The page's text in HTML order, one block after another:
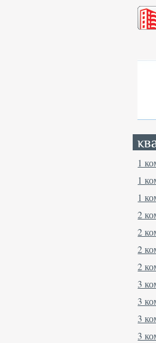
1
1
1
2
2
2
2
3
3
3
3